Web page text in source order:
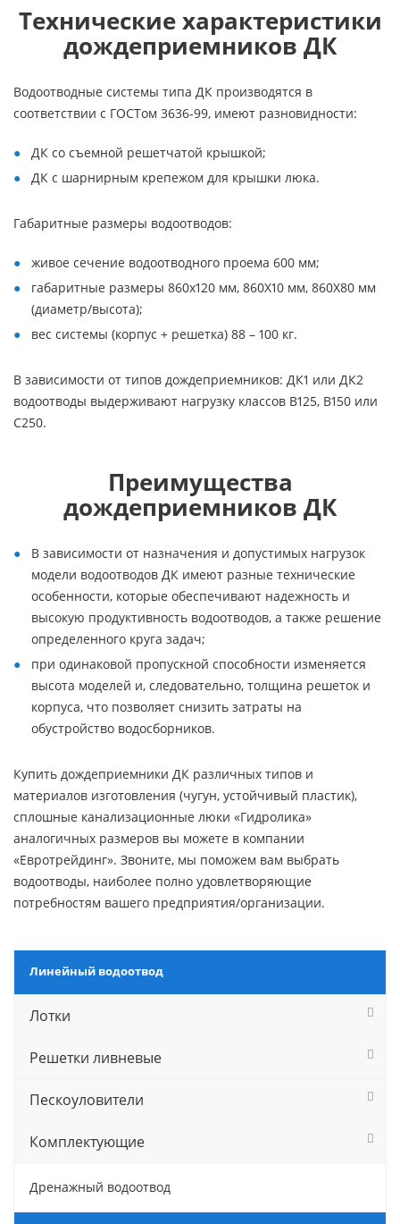
Технические характеристики
дождеприемников ДК
Водоотводные системы типа ДК производятся в
соответствии с ГОСТом 3636-99, имеют разновидности:
ДК со съемной решетчатой крышкой;
ДК с шарнирным крепежом для крышки люка.
Габаритные размеры водоотводов:
живое сечение водоотводного проема 600 мм;
габаритные размеры 860х120 мм, 860Х10 мм, 860Х80 мм
(диаметр/высота);
вес системы (корпус + решетка) 88 – 100 кг.
В зависимости от типов дождеприемников: ДК1 или ДК2
водоотводы выдерживают нагрузку классов В125, В150 или
С250.
Преимущества
дождеприемников ДК
В зависимости от назначения и допустимых нагрузок
модели водоотводов ДК имеют разные технические
особенности, которые обеспечивают надежность и
высокую продуктивность водоотводов, а также решение
определенного круга задач;
при одинаковой пропускной способности изменяется
высота моделей и, следовательно, толщина решеток и
корпуса, что позволяет снизить затраты на
обустройство водосборников.
Купить дождеприемники ДК различных типов и
материалов изготовления (чугун, устойчивый пластик),
сплошные канализационные люки «Гидролика»
аналогичных размеров вы можете в компании
«Евротрейдинг». Звоните, мы поможем вам выбрать
водоотводы, наиболее полно удовлетворяющие
потребностям вашего предприятия/организации.
Линейный водоотвод
Лотки
Решетки ливневые
Пескоуловители
Комплектующие
Дренажный водоотвод